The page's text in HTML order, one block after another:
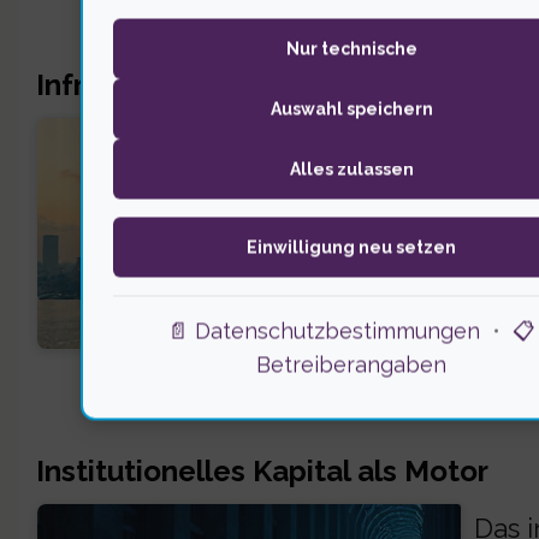
Infrastruktur als Schlüssel
Die
Institutionelles Kapital als Motor
Das
Nur technische
Auswahl speichern
Alles zulassen
Einwilligung neu setzen
📄 Datenschutzbestimmungen • 📋
Betreiberangaben